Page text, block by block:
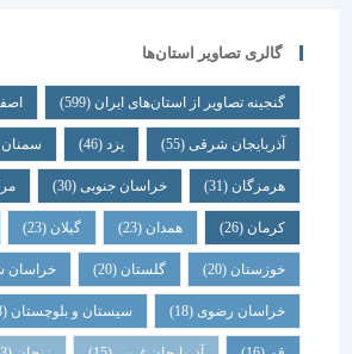
گالری تصاویر استان‌ها
گنجینه تصاویر از استان‌های ایران(599) اصفهان (59)
آذربایجان شرقی(55) یزد سمنان (39)
هرمزگان(31) خراسان جنوبی(30) مرکزی (26)
همدان گیلان قزوین
خوزستان(20) گلستان (20) خراسان شمالی(20)
خراسان رضوی(18) سیستان و بلوچستان(18)